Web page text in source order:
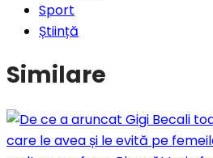
Sport
Știință
Similare